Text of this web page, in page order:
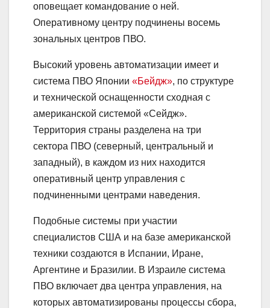
оповещает командование о ней.
Оперативному центру подчинены восемь
зональных центров ПВО.
Высокий уровень автоматизации имеет и
система ПВО Японии «Бейдж», по структуре
и технической оснащенности сходная с
американской системой «Сейдж».
Территория страны разделена на три
сектора ПВО (северный, центральный и
западный), в каждом из них находится
оперативный центр управления с
подчиненными центрами наведения.
Подобные системы при участии
специалистов США и на базе американской
техники создаются в Испании, Иране,
Аргентине и Бразилии. В Израиле система
ПВО включает два центра управления, на
которых автоматизированы процессы сбора,